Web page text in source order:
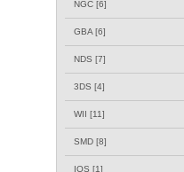
NGC [6]
GBA [6]
NDS [7]
3DS [4]
WII [11]
SMD [8]
IOS [1]